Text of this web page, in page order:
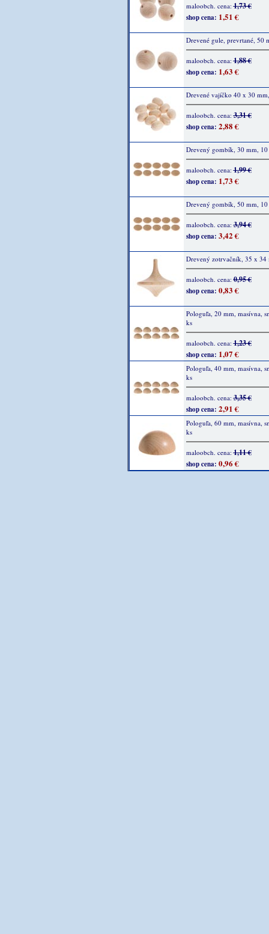
maloobch. cena:1,73 €
shop cena: 1,51 €
Drevené gule, prevrtané, 50
maloobch. cena:1,88 €
shop cena: 1,63 €
Drevené vajíčko 40 x 30
maloobch. cena:3,31 €
shop cena: 2,88 €
Drevený gombík, 30 mm, 10
maloobch. cena:1,99 €
shop cena: 1,73 €
Drevený gombík, 50 mm, 10
maloobch. cena:3,94 €
shop cena: 3,42 €
Drevený zotrvačník, 35 x 34
maloobch. cena:0,95 €
shop cena: 0,83 €
Pologuľa, 20 mm, masívna,
ks
maloobch. cena:1,23 €
shop cena: 1,07 €
Pologuľa, 40 mm, masívna,
ks
maloobch. cena:3,35 €
shop cena: 2,91 €
Pologuľa, 60 mm, masívna,
ks
maloobch. cena:1,11 €
shop cena: 0,96 €